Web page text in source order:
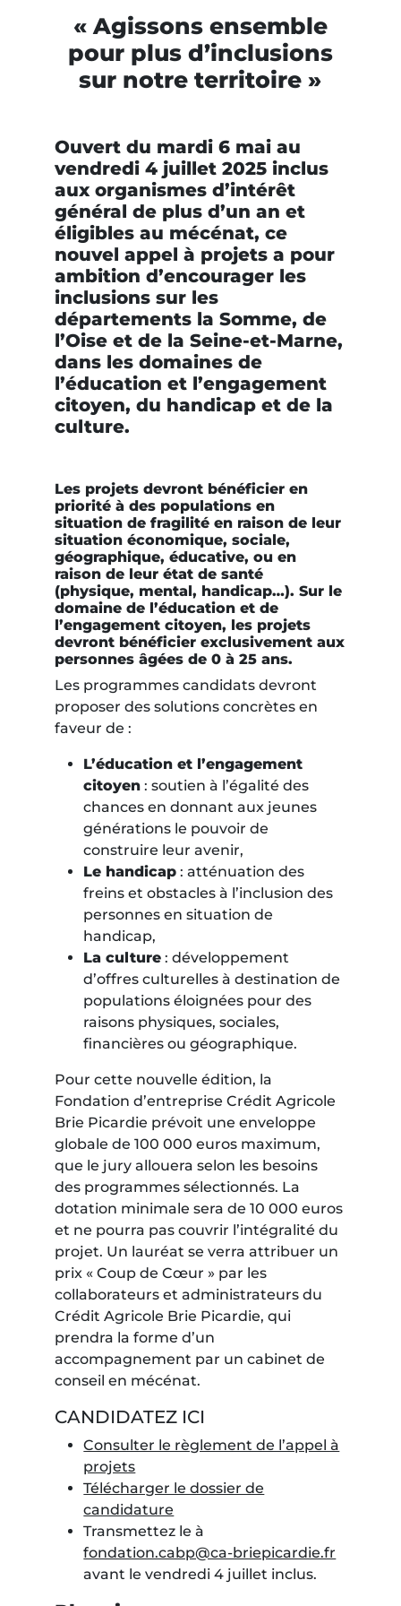
« Agissons ensemble
pour plus d’inclusions
sur notre territoire »
Ouvert du mardi 6 mai au
vendredi 4 juillet 2025 inclus
aux organismes d’intérêt
général de plus d’un an et
éligibles au mécénat, ce
nouvel appel à projets a pour
ambition d’encourager les
inclusions sur les
départements la Somme, de
l’Oise et de la Seine-et-Marne,
dans les domaines de
l’éducation et l’engagement
citoyen, du handicap et de la
culture.
Les projets devront bénéficier en
priorité à des populations en
situation de fragilité en raison de leur
situation économique, sociale,
géographique, éducative, ou en
raison de leur état de santé
(physique, mental, handicap…). Sur le
domaine de l’éducation et de
l’engagement citoyen, les projets
devront bénéficier exclusivement aux
personnes âgées de 0 à 25 ans.
Les programmes candidats devront
proposer des solutions concrètes en
faveur de :
L’éducation et l’engagement
citoyen : soutien à l’égalité des
chances en donnant aux jeunes
générations le pouvoir de
construire leur avenir,
Le handicap : atténuation des
freins et obstacles à l’inclusion des
personnes en situation de
handicap,
La culture : développement
d’offres culturelles à destination de
populations éloignées pour des
raisons physiques, sociales,
financières ou géographique.
Pour cette nouvelle édition, la
Fondation d’entreprise Crédit Agricole
Brie Picardie prévoit une enveloppe
globale de 100 000 euros maximum,
que le jury allouera selon les besoins
des programmes sélectionnés. La
dotation minimale sera de 10 000 euros
et ne pourra pas couvrir l’intégralité du
projet. Un lauréat se verra attribuer un
prix « Coup de Cœur » par les
collaborateurs et administrateurs du
Crédit Agricole Brie Picardie, qui
prendra la forme d’un
accompagnement par un cabinet de
conseil en mécénat.
CANDIDATEZ ICI
Consulter le règlement de l’appel à
projets
Télécharger le dossier de
candidature
Transmettez le à
fondation.cabp@ca-briepicardie.fr
avant le vendredi 4 juillet inclus.